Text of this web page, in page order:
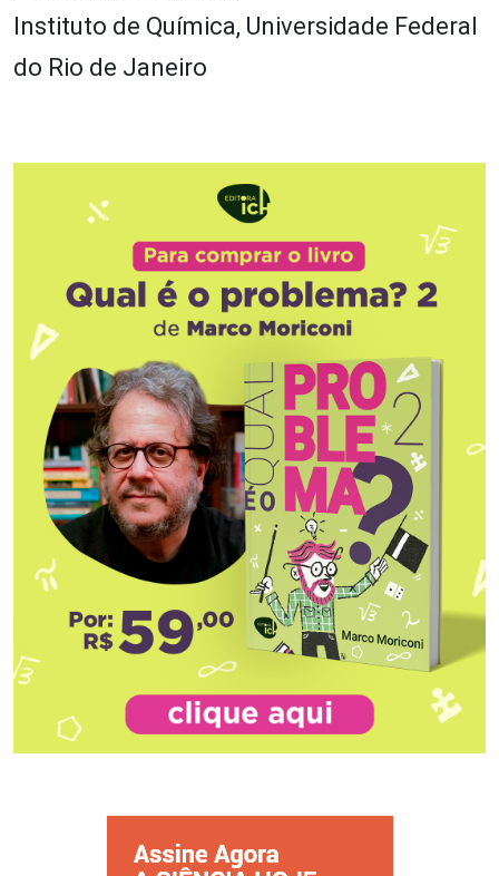
Instituto de Química, Universidade Federal
do Rio de Janeiro